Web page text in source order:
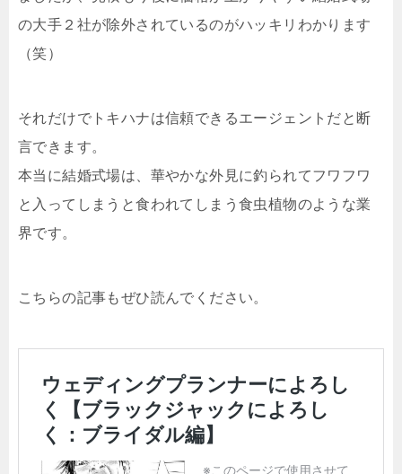
の大手２社が除外されているのがハッキリわかります
（笑）
それだけでトキハナは信頼できるエージェントだと断
言できます。
本当に結婚式場は、華やかな外見に釣られてフワフワ
と入ってしまうと食われてしまう食虫植物のような業
界です。
こちらの記事もぜひ読んでください。